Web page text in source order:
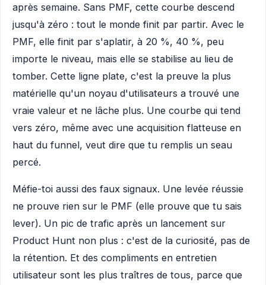
après semaine. Sans PMF, cette courbe descend
jusqu'à zéro : tout le monde finit par partir. Avec le
PMF, elle finit par s'aplatir, à 20 %, 40 %, peu
importe le niveau, mais elle se stabilise au lieu de
tomber. Cette ligne plate, c'est la preuve la plus
matérielle qu'un noyau d'utilisateurs a trouvé une
vraie valeur et ne lâche plus. Une courbe qui tend
vers zéro, même avec une acquisition flatteuse en
haut du funnel, veut dire que tu remplis un seau
percé.
Méfie-toi aussi des faux signaux. Une levée réussie
ne prouve rien sur le PMF (elle prouve que tu sais
lever). Un pic de trafic après un lancement sur
Product Hunt non plus : c'est de la curiosité, pas de
la rétention. Et des compliments en entretien
utilisateur sont les plus traîtres de tous, parce que